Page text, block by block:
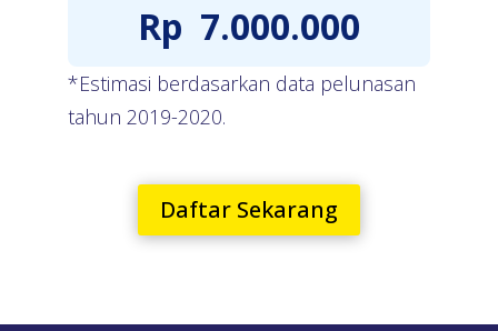
Rp 7.000.000
*Estimasi berdasarkan data pelunasan
tahun 2019-2020.
Daftar Sekarang